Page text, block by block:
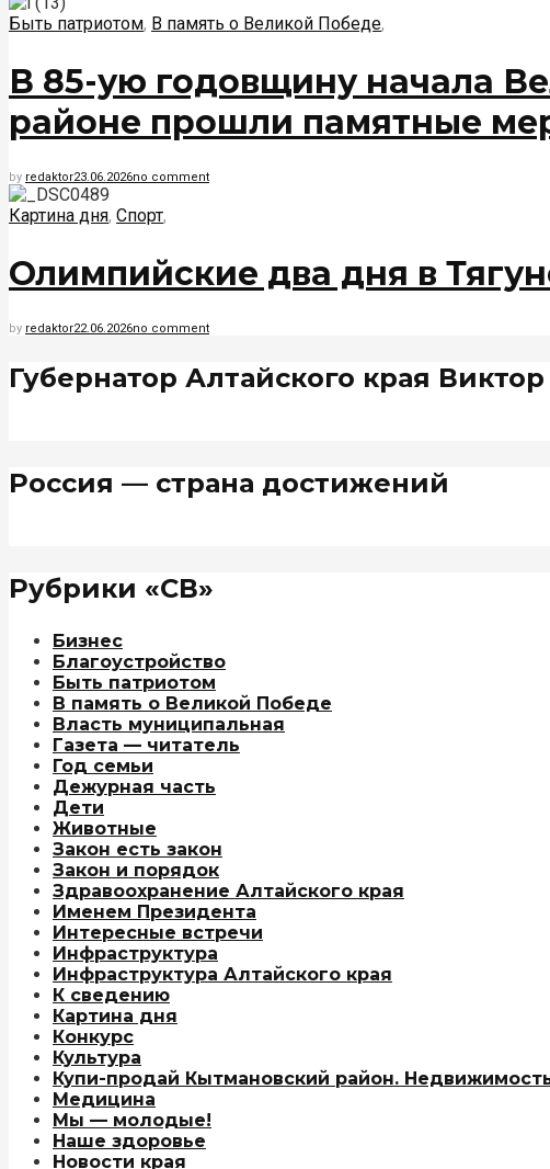
Быть патриотом, В память о Великой Победе,
В 85-ую годовщину начала
районе прошли памятные
by redaktor23.06.2026no comment
Картина дня, Спорт,
Олимпийские два дня в
by redaktor22.06.2026no comment
Губернатор Алтайского края
Россия — страна достижений
Рубрики «СВ»
Бизнес
Благоустройство
Быть патриотом
В память о Великой Победе
Власть муниципальная
Газета — читатель
Год семьи
Дежурная часть
Дети
Животные
Закон есть закон
Закон и порядок
Здравоохранение Алтайского края
Именем Президента
Интересные встречи
Инфраструктура
Инфраструктура Алтайского края
К сведению
Картина дня
Конкурс
Культура
Купи-продай Кытмановский район.
Медицина
Мы — молодые!
Наше здоровье
Новости края